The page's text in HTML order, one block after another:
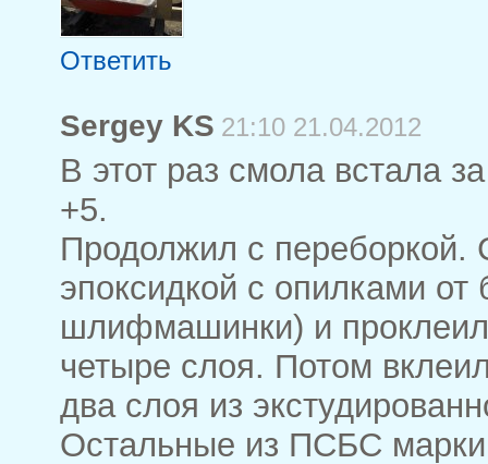
Ответить
Sergey KS 21:10 21.04.2012
В этот раз смола встала
+5.
Продолжил с переборкой.
эпоксидкой с опилками
шлифмашинки) и
четыре слоя. Потом
два слоя из
Остальные из ПСБС